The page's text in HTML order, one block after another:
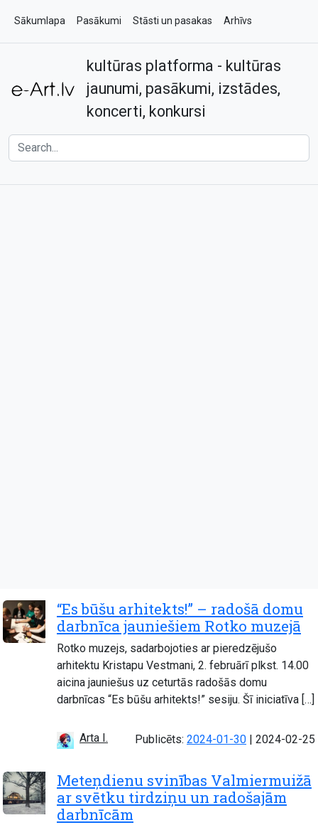
Sākumlapa Pasākumi Stāsti un pasakas Arhīvs
Kontakti
kultūras platforma - kultūras
jaunumi, pasākumi, izstādes,
koncerti, konkursi
“Es būšu arhitekts!” – radošā domu
darbnīca jauniešiem Rotko muzejā
Rotko muzejs, sadarbojoties ar pieredzējušo
arhitektu Kristapu Vestmani, 2. februārī plkst. 14.00
aicina jauniešus uz ceturtās radošās domu
darbnīcas “Es būšu arhitekts!” sesiju. Šī iniciatīva […]
Arta I. Publicēts: 2024-01-30 Atjaunots:
2024-02-25
Meteņdienu svinības Valmiermuižā
ar svētku tirdziņu un radošajām
darbnīcām